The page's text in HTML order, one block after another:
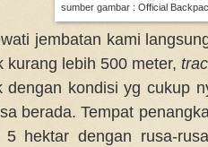
sumber gambar : Official
jembatan kami
kurang lebih 500 meter,
dengan kondisi yg cukup
berada. Tempat
5 hektar dengan rusa-